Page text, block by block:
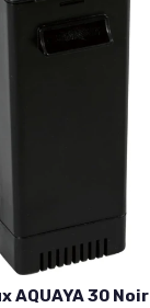
AQUAYA 30 Noir